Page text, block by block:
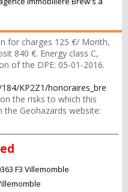
for charges 125 €/ Month,
840 €. Energy class C,
of the DPE: 05-01-2016.
KP2Z1/honoraires_bre
the risks to which this
the Geohazards website:
F3 Villemomble